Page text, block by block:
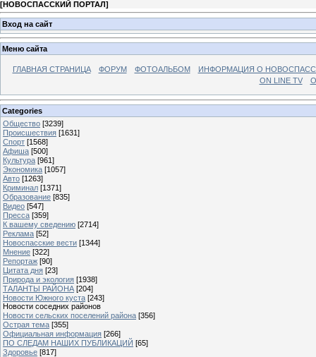
[НОВОСПАССКИЙ ПОРТАЛ]
Вход на сайт
Меню сайта
ГЛАВНАЯ СТРАНИЦА ФОРУМ ФОТОАЛЬБОМ
ИНФОРМАЦИЯ О
ON LINE TV
Categories
Общество [3239]
Происшествия [1631]
Спорт [1568]
Афиша [500]
Культура [961]
Экономика [1057]
Авто [1263]
Криминал [1371]
Образование [835]
Видео [547]
Пресса [359]
К вашему сведению [2714]
Реклама [52]
Новоспасские вести [1344]
Мнение [322]
Репортаж [90]
Цитата дня [23]
Природа и экология [1938]
ТАЛАНТЫ РАЙОНА [204]
Новости Южного куста [243]
Новости соседних районов
Новости сельских поселений района [356]
Острая тема [355]
Официальная информация [266]
ПО СЛЕДАМ НАШИХ ПУБЛИКАЦИЙ [65]
Здоровье [817]